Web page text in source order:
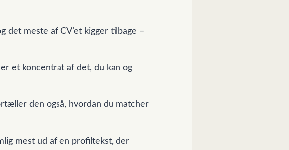
det meste af CV’et kigger tilbage –
et koncentrat af det, du kan og
den også, hvordan du matcher
mest ud af en profiltekst, der